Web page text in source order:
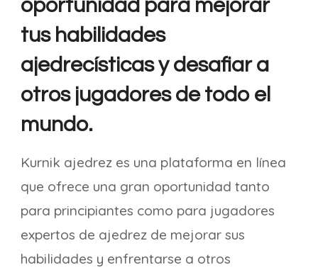
oportunidad para mejorar
tus habilidades
ajedrecísticas y desafiar a
otros jugadores de todo el
mundo.
Kurnik ajedrez es una plataforma en línea
que ofrece una gran oportunidad tanto
para principiantes como para jugadores
expertos de ajedrez de mejorar sus
habilidades y enfrentarse a otros